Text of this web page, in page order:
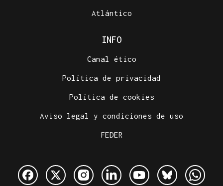
Atlántico
INFO
Canal ético
Política de privacidad
Política de cookies
Aviso legal y condiciones de uso
FEDER